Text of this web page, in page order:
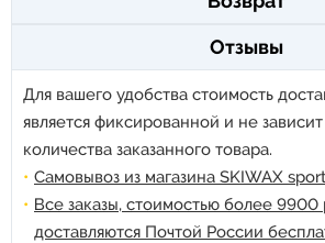
Отзывы
Для вашего удобства стоимость
является фиксированной и не
количества заказанного товара.
Самовывоз из магазина SKIWAX sport
Все заказы, стоимостью более 9900
доставляются Почтой России